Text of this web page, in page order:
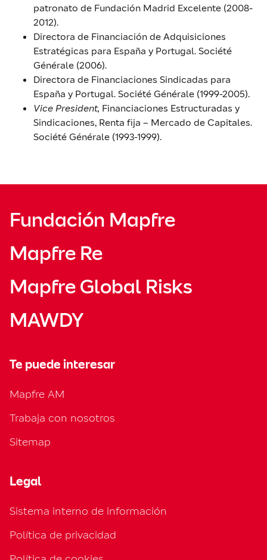
patronato de Fundación Madrid Excelente (2008-
2012).
Directora de Financiación de Adquisiciones
Estratégicas para España y Portugal. Société
Générale (2006).
Directora de Financiaciones Sindicadas para
España y Portugal. Société Générale (1999-2005).
Vice President, Financiaciones Estructuradas y
Sindicaciones, Renta fija – Mercado de Capitales.
Société Générale (1993-1999).
Fundación Mapfre
Mapfre Re
Mapfre Global Risks
MAWDY
Te puede interesar
Mapfre AM
Trabaja con nosotros
Sitemap
Legal
Sistema interno de información
Política de privacidad